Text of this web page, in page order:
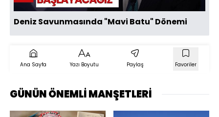
Deniz Savunmasında "Mavi Batu" Dönemi
Ana Sayfa Yazı Boyutu Paylaş Favoriler
GÜNÜN ÖNEMLİ MANŞETLERİ